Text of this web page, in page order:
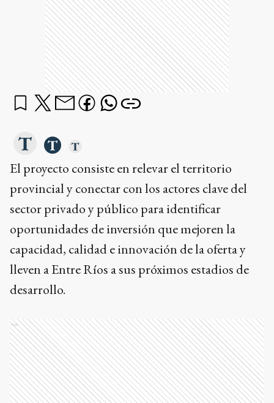
El proyecto consiste en relevar el territorio
provincial y conectar con los actores clave del
sector privado y público para identificar
oportunidades de inversión que mejoren la
capacidad, calidad e innovación de la oferta y
lleven a Entre Ríos a sus próximos estadios de
desarrollo.
Ads